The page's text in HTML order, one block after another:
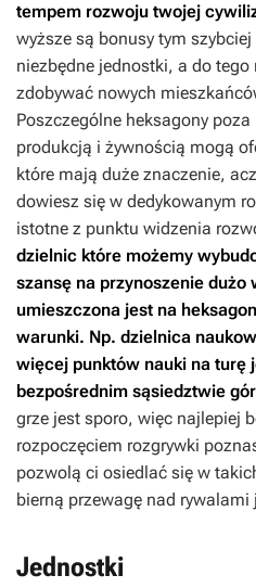
tempem rozwoju twojej
wyższe są bonusy tym
niezbędne jednostki, a do
zdobywać nowych
Poszczególne heksagony
produkcją i żywnością mogą
które mają duże znaczenie,
dowiesz się w dedykowanym
istotne z punktu widzenia
dzielnic które możemy
szansę na przynoszenie
umieszczona jest na
warunki. Np. dzielnica
więcej punktów nauki na turę
bezpośrednim sąsiedztwie gór
grze jest sporo, więc najlepiej
rozpoczęciem rozgrywki
pozwolą ci osiedlać się w
bierną przewagę nad
Jednostki